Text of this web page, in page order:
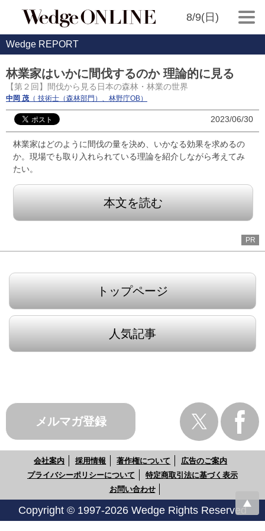
8/9(日)
Wedge REPORT
林業家はいかに間伐するのか 理論的に見る
【第２回】間伐から見る日本の森林・林業の世界
中岡 茂 （ 技術士（森林部門）、林野庁OB）
2023/06/30
林業家はどのように間伐の量を決め、いかなる効果を求めるの
か。現場でも取り入れられている理論を紹介しながら考えてみ
たい。
本文を読む
PR
トップページ
人気記事
メルマガ登録
会社案内 採用情報 著作権について
広告のご案内
プライバシーポリシーについて
特定商取引法に基づく表示
お問い合わせ
Copyright © 1997-2026 Wedge Rights Reserved